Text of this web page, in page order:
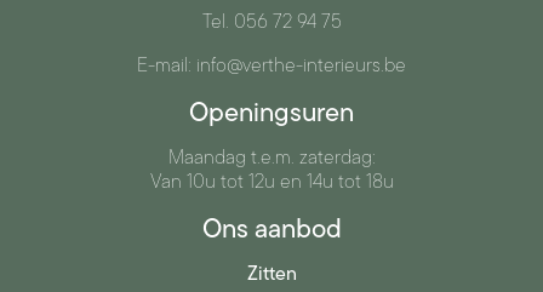
Tel. 056 72 94 75
E-mail: info@verthe-interieurs.be
Openingsuren
Maandag t.e.m. zaterdag:
Van 10u tot 12u en 14u tot 18u
Ons aanbod
Zitten